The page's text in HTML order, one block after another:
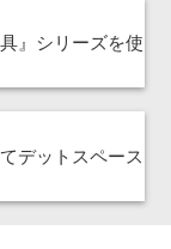
』シリーズを使
デットスペース